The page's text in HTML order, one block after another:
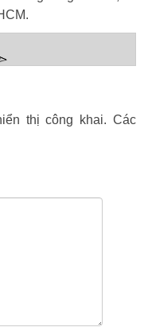
thị công khai. Các